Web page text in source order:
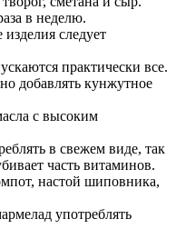
в неделю.
следует
практически все.
добавлять кунжутное
с высоким
в свежем виде, так
часть витаминов.
настой шиповника,
употреблять